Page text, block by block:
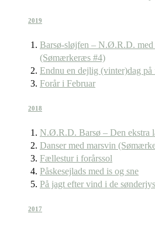
2019
Barsø-sløjfen – N.Ø.R.D. med
(Sømærkeræs #4)
Endnu en dejlig (vinter)dag på
Forår i Februar
2018
N.Ø.R.D. Barsø – Den ekstra
Danser med marsvin
Fællestur i forårssol
Påskesejlads med is og sne
På jagt efter vind i de
2017